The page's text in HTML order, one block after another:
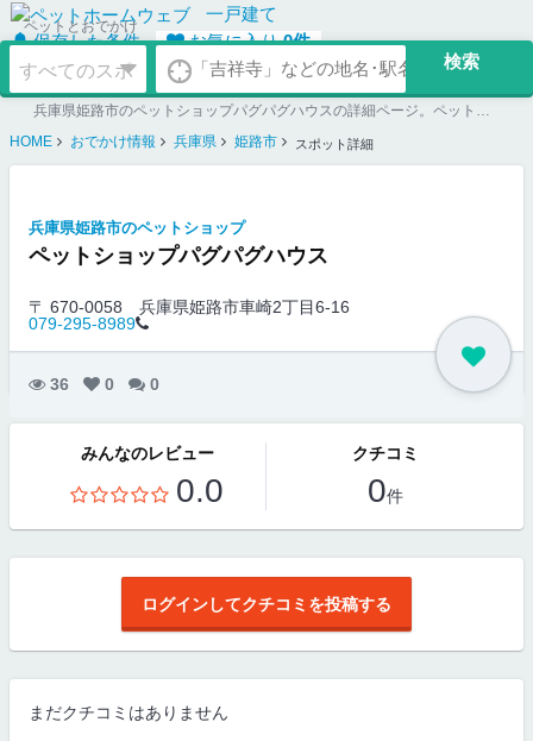
一戸建て
保存した条件
お気に入り0件
ペットとおでかけ
兵庫県姫路市のペットショップパグパグハウスの詳細ページ。ペット同伴可のお店探しならペットホームウェブ。ペット可賃貸のお部屋探し、ペット可マンション購入のご検討時にもご利用ください。
HOME
おでかけ情報 兵庫県 姫路市 スポット詳細
兵庫県姫路市のペットショップ
ペットショップパグパグハウス
〒 670-0058
兵庫県姫路市車崎2丁目6-16
079-295-8989
36 0 0
みんなのレビュー
0.0
クチコミ
0件
ログインしてクチコミを投稿する
まだクチコミはありません